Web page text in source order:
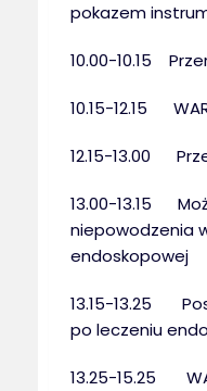
pokazem
10.00-10.15
10.15-12.15
12.15-13.00
13.00-13.15
niepowodzenia
endoskopowej
13.15-13.25
po leczeniu
13.25-15.25